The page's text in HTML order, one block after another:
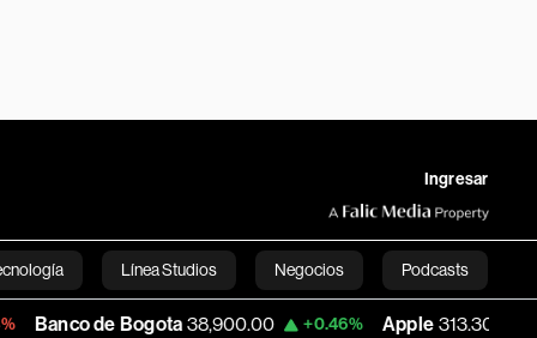
Ingresar
Línea Studios Negocios Podcasts
English
Bogota 38,900.00 +0.46% Apple 313.305 +0.25%